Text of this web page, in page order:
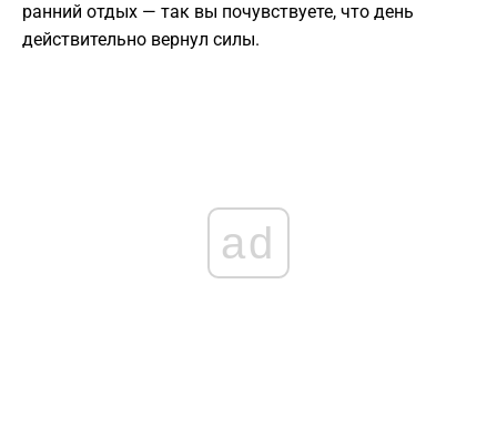
ранний отдых — так вы почувствуете, что день
действительно вернул силы.
ad